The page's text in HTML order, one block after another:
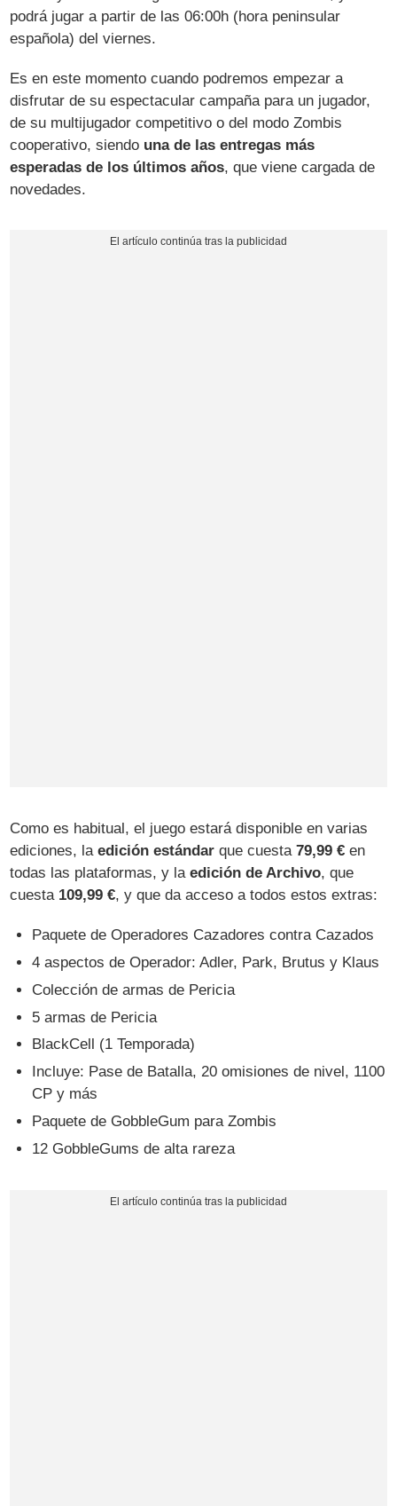
podrá jugar a partir de las 06:00h (hora peninsular
española) del viernes.
Es en este momento cuando podremos empezar a
disfrutar de su espectacular campaña para un jugador,
de su multijugador competitivo o del modo Zombis
cooperativo, siendo una de las entregas más
esperadas de los últimos años, que viene cargada de
novedades.
Como es habitual, el juego estará disponible en varias
ediciones, laedición estándar que cuesta79,99 € en
todas las plataformas, y laedición de Archivo, que
cuesta 109,99 €, y que da acceso a todos estos extras:
Paquete de Operadores Cazadores contra Cazados
4 aspectos de Operador: Adler, Park, Brutus y Klaus
Colección de armas de Pericia
5 armas de Pericia
BlackCell (1 Temporada)
Incluye: Pase de Batalla, 20 omisiones de nivel, 1100
CP y más
Paquete de GobbleGum para Zombis
12 GobbleGums de alta rareza